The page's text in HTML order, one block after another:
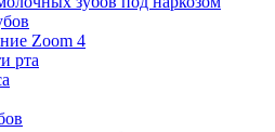
Zoom 4
рта